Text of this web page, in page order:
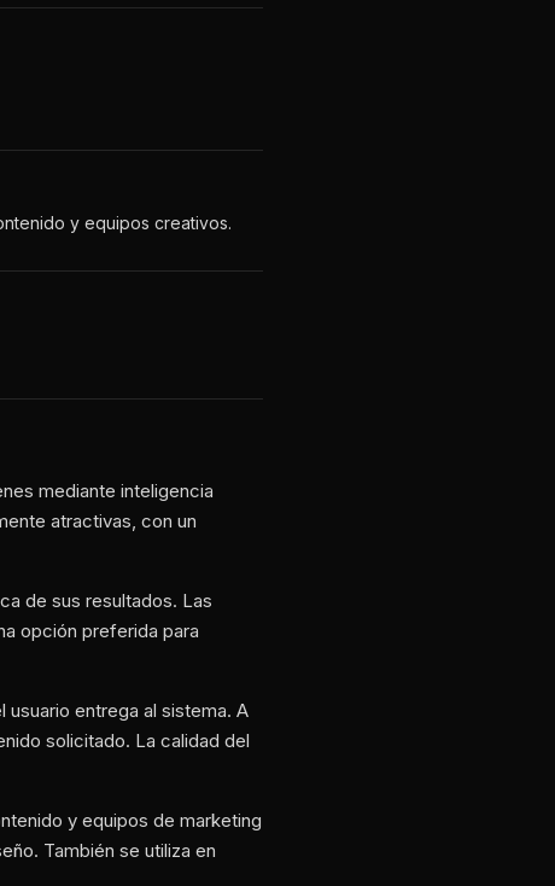
y equipos creativos.
mediante inteligencia
atractivas, con un
de sus resultados. Las
opción preferida para
entrega al sistema. A
solicitado. La calidad del
y equipos de marketing
También se utiliza en